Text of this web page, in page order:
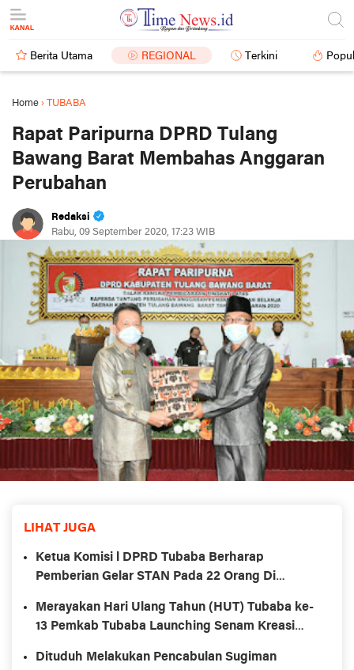
Berita Utama REGIONAL Terkini
Home › TUBABA
Rapat Paripurna DPRD Tulang
Bawang Barat Membahas Anggaran
Perubahan
Redaksi
Rabu, 09 September 2020, 17:23 WIB
LIHAT JUGA
Ketua Komisi l DPRD Tubaba Berharap
Pemberian Gelar STAN Pada 22 Orang Di
Desa
Merayakan Hari Ulang Tahun (HUT) Tubaba ke-
13 Pemkab Tubaba Launching Senam Kreasi
Dituduh Melakukan Pencabulan Sugiman